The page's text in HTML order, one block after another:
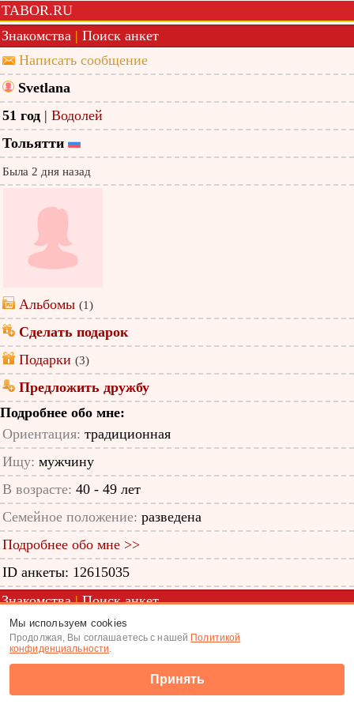
TABOR.RU
Знакомства | Поиск анкет
Написать сообщение
Svetlana
51 год | Водолей
Тольятти
Была 2 дня назад
Альбомы (1)
Сделать подарок
Подарки (3)
Предложить дружбу
Подробнее обо мне:
Ориентация: традиционная
Ищу: мужчину
В возрасте: 40 - 49 лет
Семейное положение: разведена
Подробнее обо мне >>
ID анкеты: 12615035
Знакомства|Поиск анкет
(c) Tabor.ru 2026
Мы используем cookies
Продолжая, Вы соглашаетесь с нашей Политикой
конфиденциальности.
Принять